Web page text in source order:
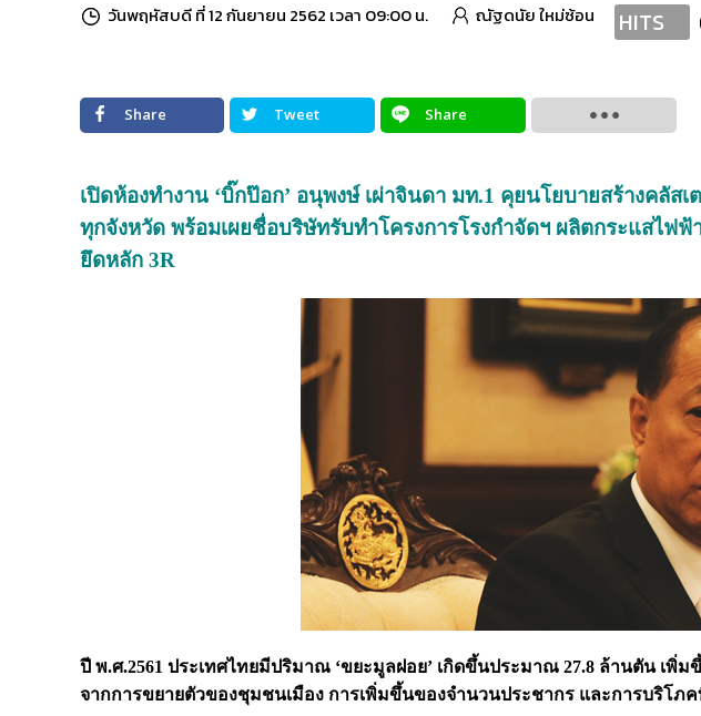
วันพฤหัสบดี ที่ 12 กันยายน 2562 เวลา 09:00 น. ณัฐดนัย ใหม่ซ้อน HITS
Share Tweet Share
เปิดห้องทำงาน ‘บิ๊กป๊อก’ อนุพงษ์ เผ่าจินดา มท.1 คุยนโยบายสร้างคลัส
ทุกจังหวัด พร้อมเผยชื่อบริษัทรับทำโครงการโรงกำจัดฯ ผลิตกระแสไฟ
ยึดหลัก 3R
ปี พ.ศ.2561 ประเทศไทยมีปริมาณ ‘ขยะมูลฝอย’ เกิดขึ้นประมาณ 27.8 ล้านตัน เพิ่ม
จากการขยายตัวของชุมชนเมือง การเพิ่มขึ้นของจำนวนประชากร และการบริโภ